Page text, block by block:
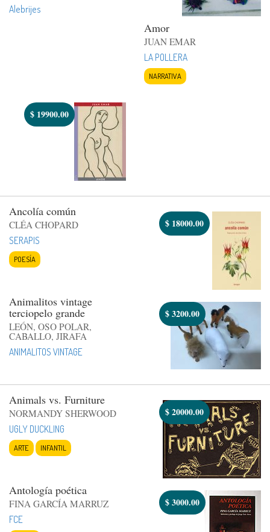
Alebrijes
Amor
JUAN EMAR
LA POLLERA
NARRATIVA
$ 19900.00
Ancolía común
CLÉA CHOPARD
SERAPIS
POESÍA
$ 18000.00
Animalitos vintage
terciopelo grande
LEÓN, OSO POLAR,
CABALLO, JIRAFA
ANIMALITOS VINTAGE
$3200.00
Animals vs. Furniture
NORMANDY SHERWOOD
UGLY DUCKLING
ARTE INFANTIL
$20000.00
Antología poética
FINA GARCÍA MARRUZ
FCE
$3000.00